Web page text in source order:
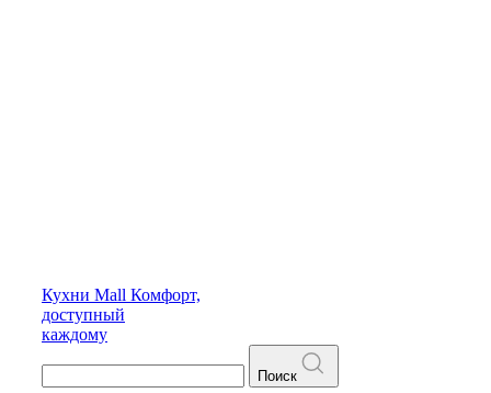
Кухни Mall Комфорт,
доступный
каждому
Поиск